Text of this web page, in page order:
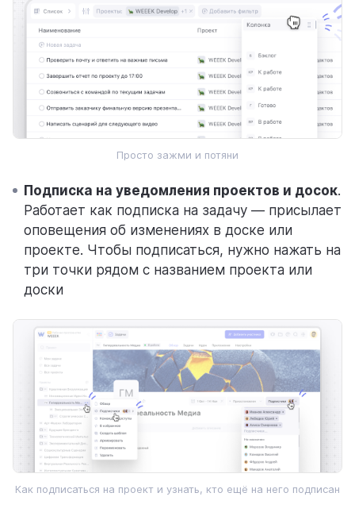
Просто зажми и потяни
Подписка на уведомления проектов и досок.
Работает как подписка на задачу — присылает
оповещения об изменениях в доске или
проекте. Чтобы подписаться, нужно нажать на
три точки рядом с названием проекта или
доски
Как подписаться на проект и узнать, кто ещё на него подписан